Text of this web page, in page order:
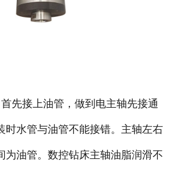
先接上油管，做到电主轴先接通
时水管与油管不能接错。主轴左右
为油管。数控钻床主轴油脂润滑不